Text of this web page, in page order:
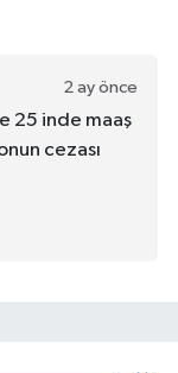
2 ay önce
25 inde maaş
cezası